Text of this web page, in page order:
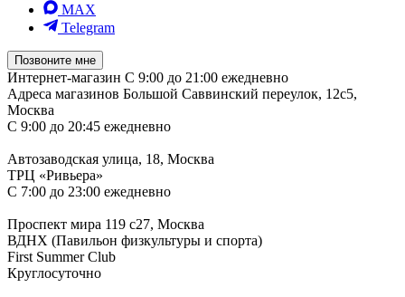
MAX
Telegram
Позвоните мне
Интернет-магазин С 9:00 до 21:00 ежедневно
Адреса магазинов Большой Саввинский переулок, 12с5,
Москва
С 9:00 до 20:45 ежедневно
Автозаводская улица, 18, Москва
ТРЦ «Ривьера»
С 7:00 до 23:00 ежедневно
Проспект мира 119 с27, Москва
ВДНХ (Павильон физкультуры и спорта)
First Summer Club
Круглосуточно